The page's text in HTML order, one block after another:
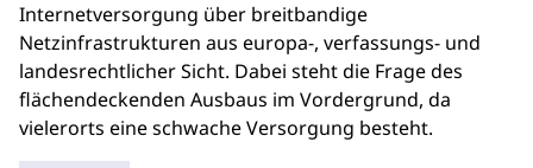
Internetversorgung über breitbandige
Netzinfrastrukturen aus europa-, verfassungs- und
landesrechtlicher Sicht. Dabei steht die Frage des
flächendeckenden Ausbaus im Vordergrund, da
vielerorts eine schwache Versorgung besteht.